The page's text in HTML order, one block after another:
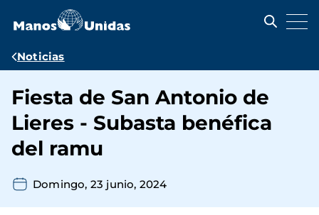
contenido
Ruta
navegación
Noticias
Fiesta de San Antonio de
Lieres - Subasta benéfica
del ramu
Domingo, 23 junio, 2024